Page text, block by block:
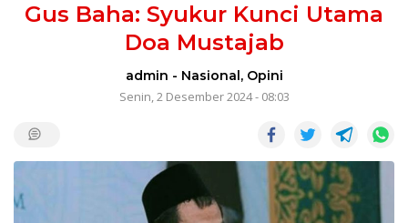
Gus Baha: Syukur Kunci Utama
Doa Mustajab
admin - Nasional, Opini
Senin, 2 Desember 2024 - 08:03